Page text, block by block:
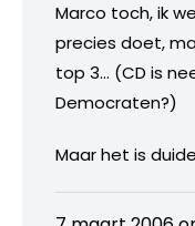
Marco toch, ik
precies doet,
top 3… (CD is
Democraten?)
Maar het is